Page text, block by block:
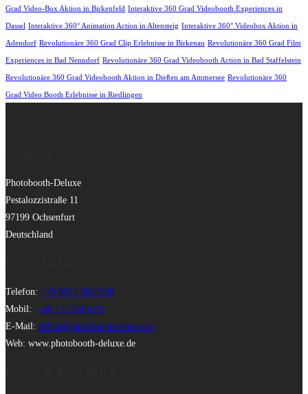
Grad Video-Box Aktion in Birkenfeld Interaktive 360 Grad Videobooth Experiences in
Dassel Interaktive 360° Animation Action in Altensteig Interaktive 360° Videobox Aktion in
Adendorf Revolutionäre 360 Grad Clip Erlebnisse in Birkenau Revolutionäre 360 Grad Film
Experiences in Bad Nenndorf Revolutionäre 360 Grad Videobooth Action in Bad Staffelstein
Revolutionäre 360 Grad Videobooth Aktion in Dießen am Ammersee Revolutionäre 360
Grad Video Booth Erlebnisse in Riedlingen
Photobooth-Deluxe
Pestalozzistraße 11
97199 Ochsenfurt
Deutschland
Telefon: +49 9331 8021990
Mobil: +49 177 6506111
E-Mail: office@photobooth-deluxe.de
Web: www.photobooth-deluxe.de